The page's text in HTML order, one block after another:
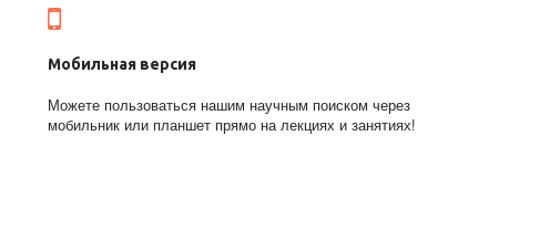
Мобильная версия
Можете пользоваться нашим научным поиском через
мобильник или планшет прямо на лекциях и занятиях!